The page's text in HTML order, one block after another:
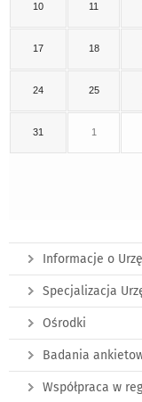
10 11
17 18
24 25
31 1
Informacje o
Specjalizacja
Ośrodki
Badania
Współpraca w